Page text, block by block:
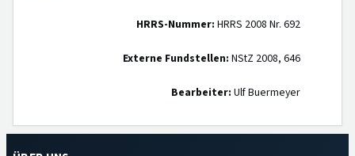
HRRS-Nummer: HRRS 2008 Nr. 692
Externe Fundstellen: NStZ 2008, 646
Bearbeiter: Ulf Buermeyer